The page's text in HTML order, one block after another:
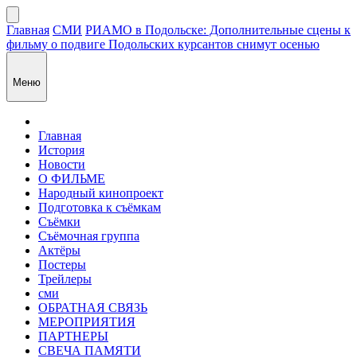
Главная СМИ РИАМО в Подольске: Дополнительные сцены к
фильму о подвиге Подольских курсантов снимут осенью
Меню
Главная
История
Новости
О ФИЛЬМЕ
Народный кинопроект
Подготовка к съёмкам
Съёмки
Съёмочная группа
Актёры
Постеры
Трейлеры
сми
ОБРАТНАЯ СВЯЗЬ
МЕРОПРИЯТИЯ
ПАРТНЕРЫ
СВЕЧА ПАМЯТИ